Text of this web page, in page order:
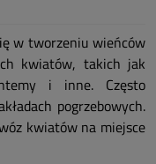
w tworzeniu wieńców
kwiatów, takich jak
i inne. Często
pogrzebowych.
kwiatów na miejsce